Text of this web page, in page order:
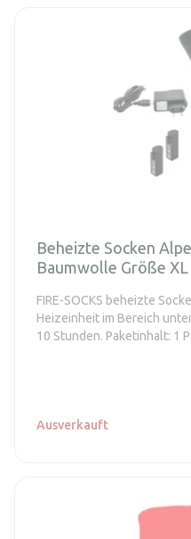
Beheizte Socken
Baumwolle Größe XL
FIRE-SOCKS beheizte
Heizeinheit im Bereich
10 Stunden. Paketinhalt: 1
Ausverkauft